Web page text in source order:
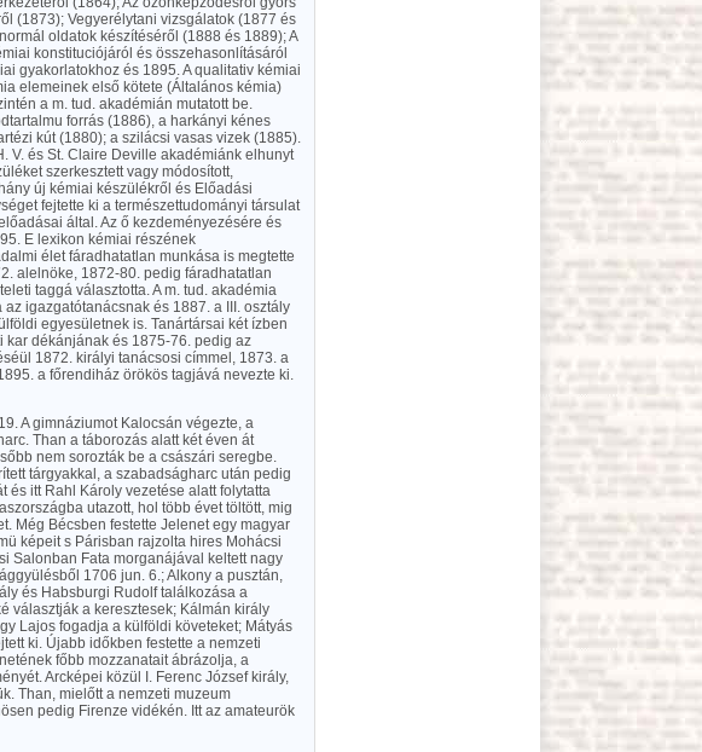
(1873); Vegyerélytani vizsgálatok (1877 és
oldatok készítéséről (1888 és 1889); A
konstituciójáról és összehasonlításáról
gyakorlatokhoz és 1895. A qualitativ kémiai
elemeinek első kötete (Általános kémia)
a m. tud. akadémián mutatott be.
forrás (1886), a harkányi kénes
kút (1880); a szilácsi vasas vizek (1885).
V. és St. Claire Deville akadémiánk elhunyt
szerkesztett vagy módosított,
új kémiai készülékről és Előadási
fejtette ki a természettudományi társulat
által. Az ő kezdeményezésére és
E lexikon kémiai részének
élet fáradhatatlan munkása is megtette
alelnöke, 1872-80. pedig fáradhatatlan
taggá választotta. A m. tud. akadémia
igazgatótanácsnak és 1887. a III. osztály
egyesületnek is. Tanártársai két ízben
dékánjának és 1875-76. pedig az
1872. királyi tanácsosi címmel, 1873. a
a főrendiház örökös tagjává nevezte ki.
A gimnáziumot Kalocsán végezte, a
Than a táborozás alatt két éven át
nem sorozták be a császári seregbe.
tárgyakkal, a szabadságharc után pedig
és itt Rahl Károly vezetése alatt folytatta
utazott, hol több évet töltött, mig
Még Bécsben festette Jelenet egy magyar
képeit s Párisban rajzolta hires Mohácsi
Salonban Fata morganájával keltett nagy
1706 jun. 6.; Alkony a pusztán,
és Habsburgi Rudolf találkozása a
választják a keresztesek; Kálmán király
Lajos fogadja a külföldi követeket; Mátyás
ki. Újabb időkben festette a nemzeti
főbb mozzanatait ábrázolja, a
Arcképei közül I. Ferenc József király,
Than, mielőtt a nemzeti muzeum
pedig Firenze vidékén. Itt az amateurök